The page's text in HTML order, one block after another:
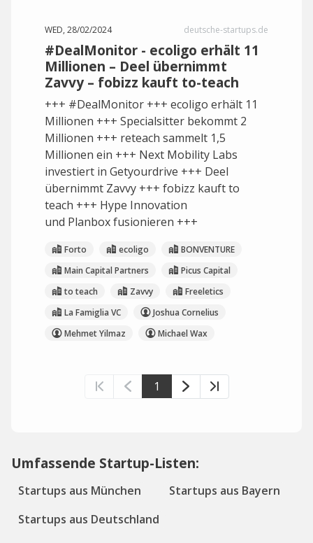
WED, 28/02/2024 deutsche-startups.de
#DealMonitor - ecoligo erhält 11
Millionen – Deel übernimmt
Zavvy – fobizz kauft to-teach
+++ #DealMonitor +++ ecoligo erhält 11
Millionen +++ Specialsitter bekommt 2
Millionen +++ reteach sammelt 1,5
Millionen ein +++ Next Mobility Labs
investiert in Getyourdrive +++ Deel
übernimmt Zavvy +++ fobizz kauft to
teach +++ Hype Innovation
und Planbox fusionieren +++
Forto ecoligo
BONVENTURE
Main Capital Partners
Picus Capital
to teach
Zavvy
Freeletics
La Famiglia VC
Joshua Cornelius
Mehmet Yilmaz
Michael Wax
1
Umfassende Startup-Listen:
Startups aus München
Startups aus Bayern
Startups aus Deutschland